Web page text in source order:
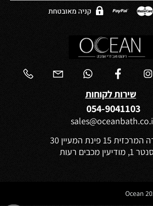
שירות לקוחות
054-9041103
15 פינת המעיין 30
מכבים רעות